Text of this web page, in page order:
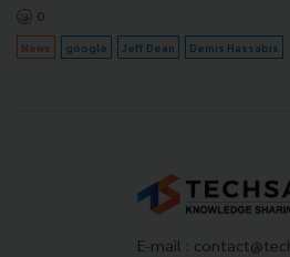
0
News google Jeff Dean Demis Hassabis
E-mail :